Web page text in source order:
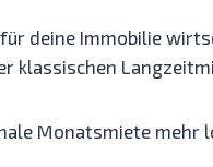
deine Immobilie
klassischen
Monatsmiete mehr